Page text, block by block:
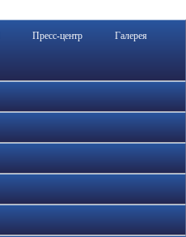
Пресс-центр Галерея